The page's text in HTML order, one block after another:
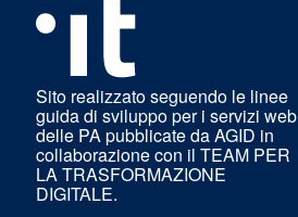
Sito realizzato seguendo le linee
guida di sviluppo per i servizi web
delle PA pubblicate da AGID in
collaborazione con il TEAM PER
LA TRASFORMAZIONE
DIGITALE.